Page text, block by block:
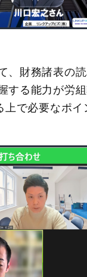
、財務諸表の
する能力が労
上で必要なポ